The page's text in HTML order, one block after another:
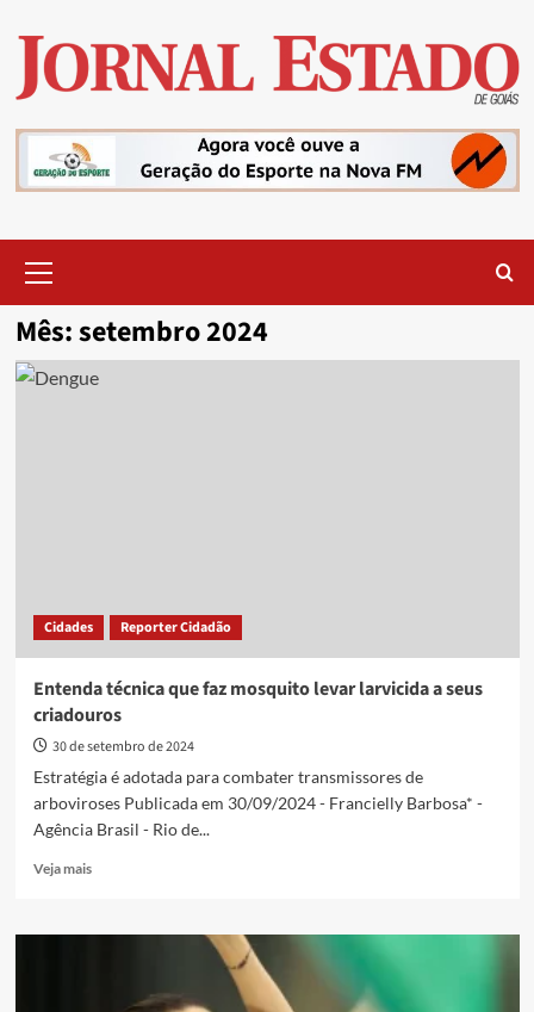
content
Menu
Mês:setembro 2024
Cidades Reporter Cidadão
Entenda técnica que faz mosquito levar larvicida a seus
criadouros
30 de setembro de 2024
Estratégia é adotada para combater transmissores de
arboviroses Publicada em 30/09/2024 - Francielly Barbosa* -
Agência Brasil - Rio de...
Veja maisRead
Entenda